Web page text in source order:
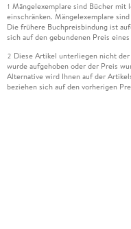
1 Mängelexemplare sind Bücher mit
einschränken. Mängelexemplare
Die frühere Buchpreisbindung ist
sich auf den gebundenen Preis
2 Diese Artikel unterliegen nicht
wurde aufgehoben oder der Preis
Alternative wird Ihnen auf der
beziehen sich auf den vorherigen